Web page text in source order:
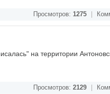
Просмотров: 1275
на территории
Просмотров: 2129